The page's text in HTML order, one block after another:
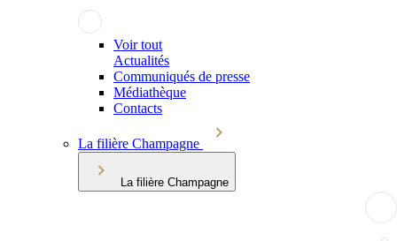
Voir tout
Actualités
Communiqués de presse
Médiathèque
Contacts
La filière Champagne
La filière Champagne